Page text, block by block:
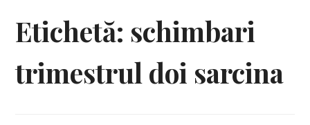
Etichetă: schimbari
trimestrul doi sarcina